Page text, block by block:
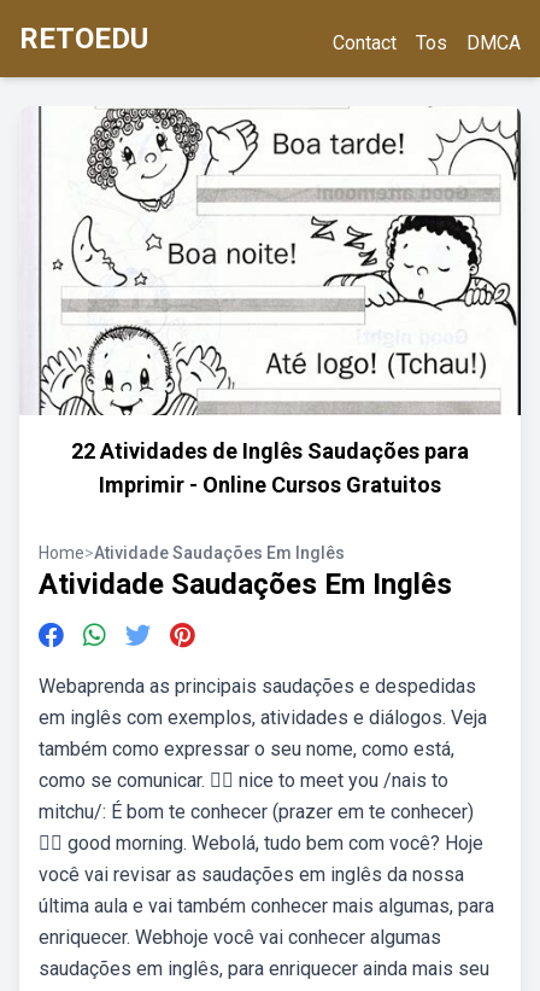
RETOEDU Contact Tos DMCA
22 Atividades de Inglês Saudações para
Imprimir - Online Cursos Gratuitos
Home>Atividade Saudações Em Inglês
Atividade Saudações Em Inglês
Webaprenda as principais saudações e despedidas
em inglês com exemplos, atividades e diálogos. Veja
também como expressar o seu nome, como está,
como se comunicar. 🖐🏼 nice to meet you /nais to
mitchu/: É bom te conhecer (prazer em te conhecer)
🖐🏼 good morning. Webolá, tudo bem com você? Hoje
você vai revisar as saudações em inglês da nossa
última aula e vai também conhecer mais algumas, para
enriquecer. Webhoje você vai conhecer algumas
saudações em inglês, para enriquecer ainda mais seu